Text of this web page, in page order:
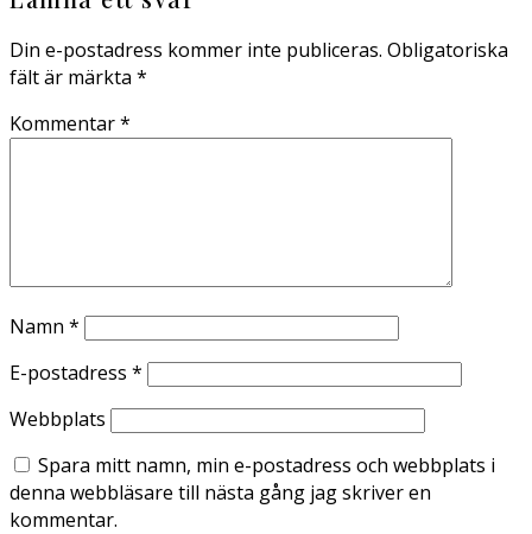
Din e-postadress kommer inte publiceras. Obligatoriska
fält är märkta *
Kommentar*
Namn *
E-postadress *
Webbplats
Spara mitt namn, min e-postadress och webbplats i
denna webbläsare till nästa gång jag skriver en
kommentar.